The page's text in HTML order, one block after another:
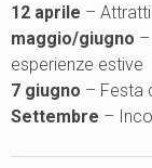
12 aprile –
maggio/giugno
esperienze estive
7 giugno – Festa
Settembre –